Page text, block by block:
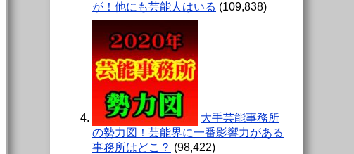
が！他にも芸能人はいる (109,838)
大手芸能事務所
の勢力図！芸能界に一番影響力がある
事務所はどこ？ (98,422)